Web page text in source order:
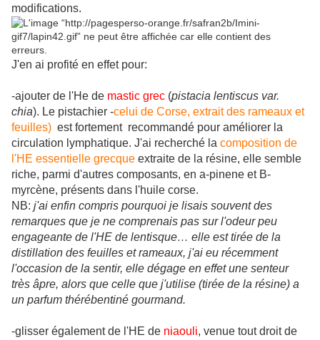
modifications.
J'en ai profité en effet pour:
-ajouter de l'He de mastic grec (pistacia lentiscus var.
chia). Le pistachier -celui de Corse, extrait des rameaux et
feuilles) est fortement recommandé pour améliorer la
circulation lymphatique. J'ai recherché la composition de
l'HE essentielle grecque extraite de la résine, elle semble
riche, parmi d'autres composants, en a-pinene et B-
myrcène, présents dans l'huile corse.
NB: j'ai enfin compris pourquoi je lisais souvent des
remarques que je ne comprenais pas sur l'odeur peu
engageante de l'HE de lentisque… elle est tirée de la
distillation des feuilles et rameaux, j'ai eu récemment
l'occasion de la sentir, elle dégage en effet une senteur
très âpre, alors que celle que j'utilise (tirée de la résine) a
un parfum thérébentiné gourmand.
-glisser également de l'HE de niaouli, venue tout droit de